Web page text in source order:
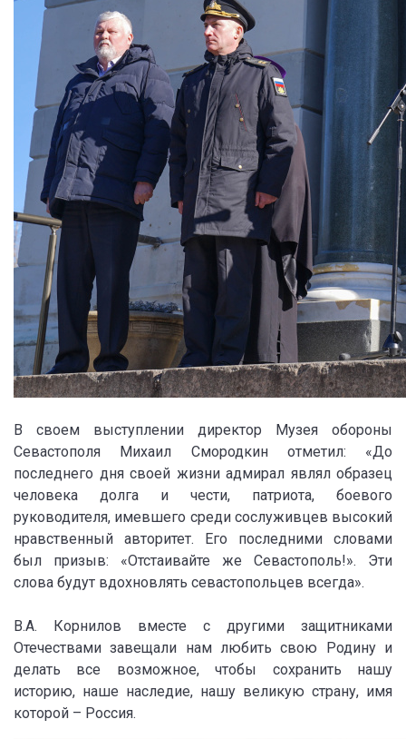
В своем выступлении директор Музея обороны
Севастополя Михаил Смородкин отметил: «До
последнего дня своей жизни адмирал являл образец
человека долга и чести, патриота, боевого
руководителя, имевшего среди сослуживцев высокий
нравственный авторитет. Его последними словами
был призыв: «Отстаивайте же Севастополь!». Эти
слова будут вдохновлять севастопольцев всегда».
В.А. Корнилов вместе с другими защитниками
Отечествами завещали нам любить свою Родину и
делать все возможное, чтобы сохранить нашу
историю, наше наследие, нашу великую страну, имя
которой – Россия.